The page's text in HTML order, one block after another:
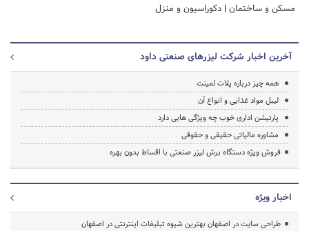
مسکن و ساختمان | دکوراسیون و منزل
آخرین اخبار شرکت لیزرهای صنعتی داود
همه چیز درباره پلات لمینت
لیبل مواد غذایی و انواع آن
پارتیشن اداری خوب چه ویژگی هایی دارد
مشاوره مالیاتی حقیقی و حقوقی
فروش ویژه دستگاه برش لیزر صنعتی با اقساط بدون بهره
اخبار ویژه
طراحی سایت در اصفهان بهترین شیوه تبلیغات اینترنتی در اصفهان